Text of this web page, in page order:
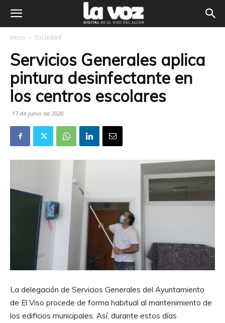
Inicio Sociedad
Servicios Generales aplica
pintura desinfectante en
los centros escolares
17 de junio de 2020
La delegación de Servicios Generales del Ayuntamiento
de El Viso procede de forma habitual al mantenimiento de
los edificios municipales. Así, durante estos días